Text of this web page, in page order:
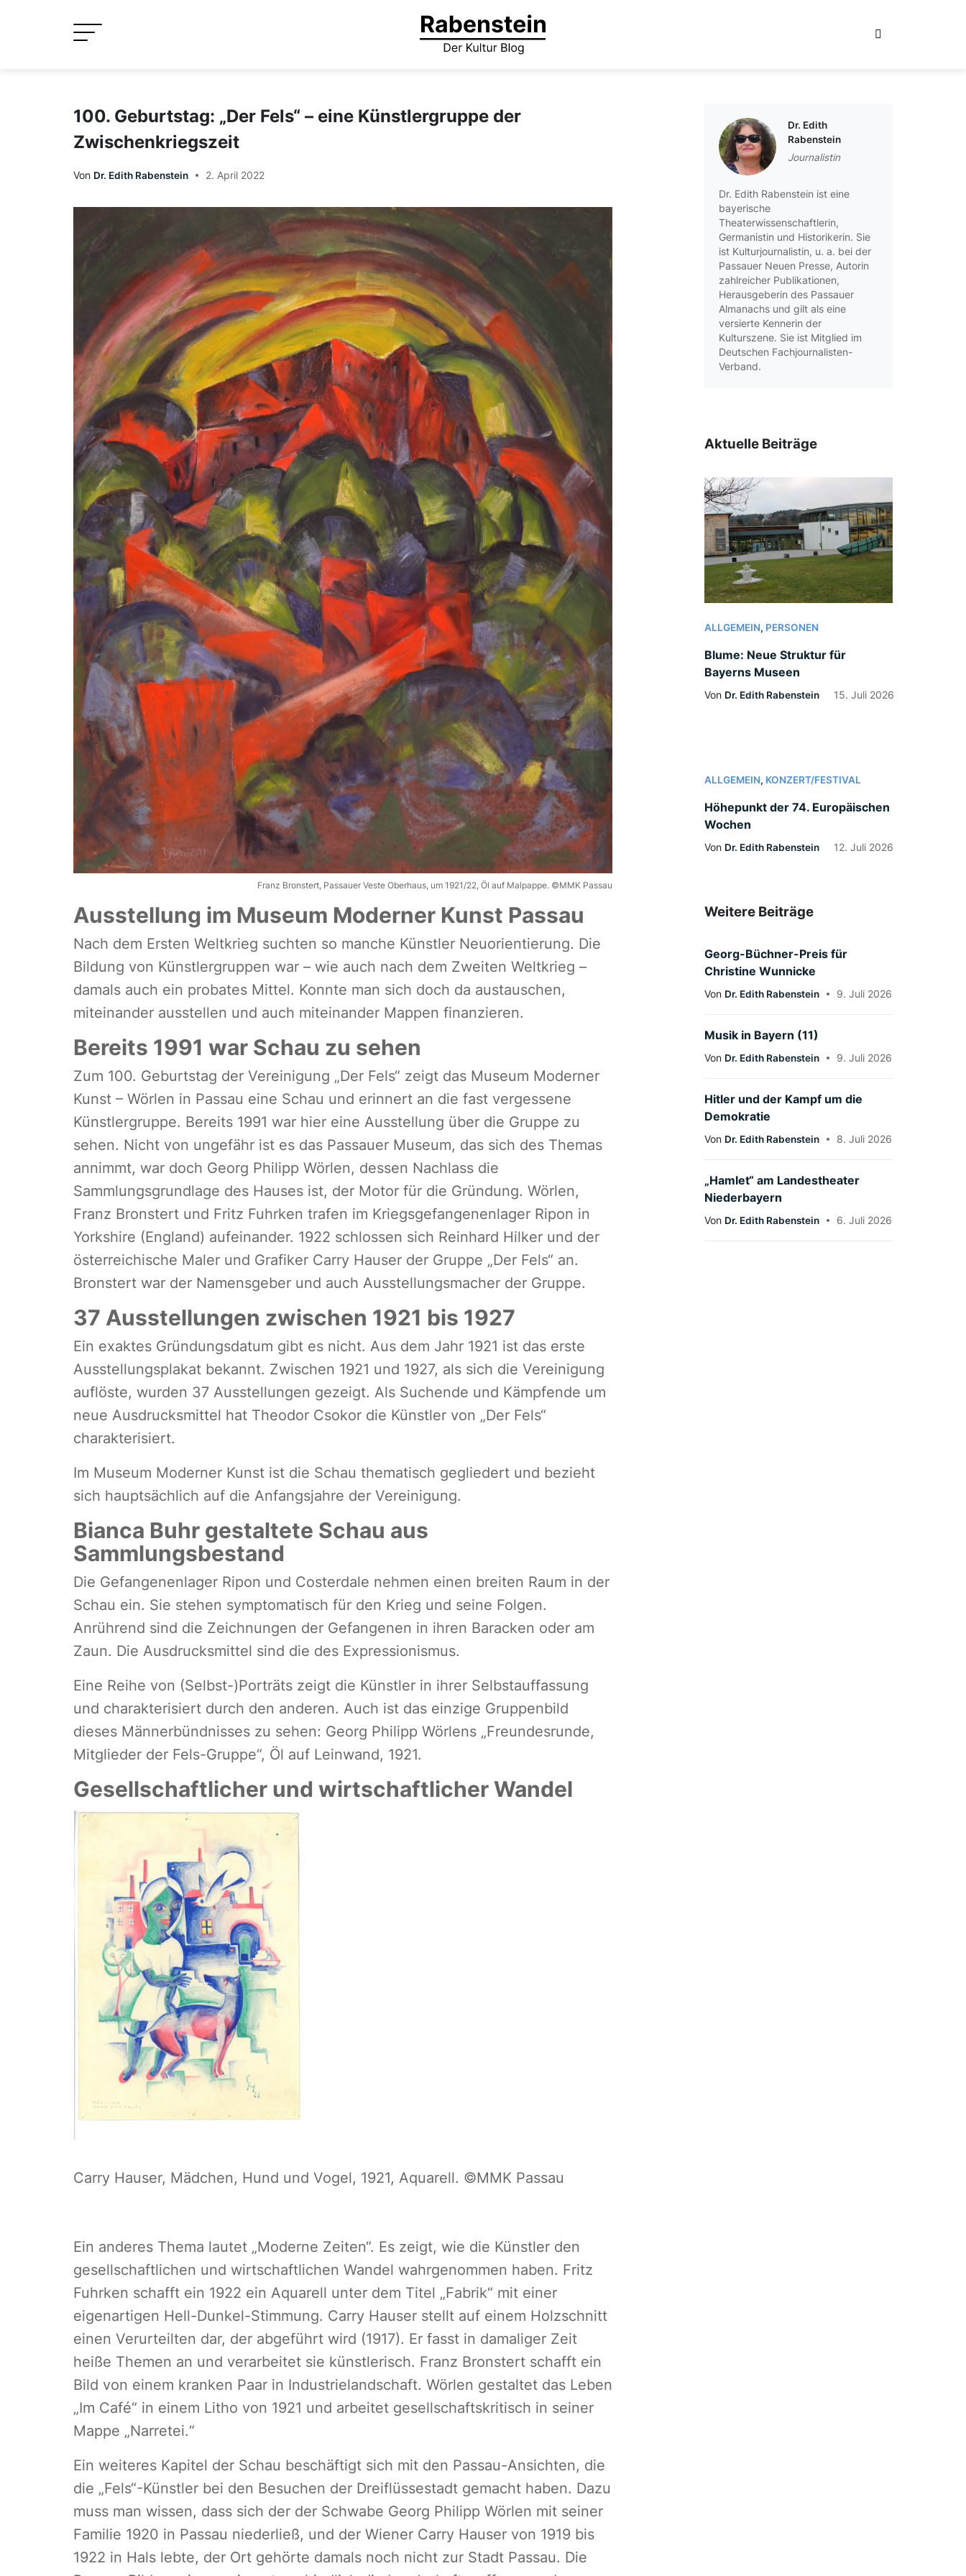
100. Geburtstag: „Der Fels“ – eine Künstlergruppe der
Zwischenkriegszeit
Von Dr. Edith Rabenstein 2. April 2022
Franz Bronstert, Passauer Veste Oberhaus, um 1921/22, Öl auf Malpappe. ©MMK Passau
Ausstellung im Museum Moderner Kunst Passau
Nach dem Ersten Weltkrieg suchten so manche Künstler Neuorientierung. Die
Bildung von Künstlergruppen war – wie auch nach dem Zweiten Weltkrieg –
damals auch ein probates Mittel. Konnte man sich doch da austauschen,
miteinander ausstellen und auch miteinander Mappen finanzieren.
Bereits 1991 war Schau zu sehen
Zum 100. Geburtstag der Vereinigung „Der Fels“ zeigt das Museum Moderner
Kunst – Wörlen in Passau eine Schau und erinnert an die fast vergessene
Künstlergruppe. Bereits 1991 war hier eine Ausstellung über die Gruppe zu
sehen. Nicht von ungefähr ist es das Passauer Museum, das sich des Themas
annimmt, war doch Georg Philipp Wörlen, dessen Nachlass die
Sammlungsgrundlage des Hauses ist, der Motor für die Gründung. Wörlen,
Franz Bronstert und Fritz Fuhrken trafen im Kriegsgefangenenlager Ripon in
Yorkshire (England) aufeinander. 1922 schlossen sich Reinhard Hilker und der
österreichische Maler und Grafiker Carry Hauser der Gruppe „Der Fels“ an.
Bronstert war der Namensgeber und auch Ausstellungsmacher der Gruppe.
37 Ausstellungen zwischen 1921 bis 1927
Ein exaktes Gründungsdatum gibt es nicht. Aus dem Jahr 1921 ist das erste
Ausstellungsplakat bekannt. Zwischen 1921 und 1927, als sich die Vereinigung
auflöste, wurden 37 Ausstellungen gezeigt. Als Suchende und Kämpfende um
neue Ausdrucksmittel hat Theodor Csokor die Künstler von „Der Fels“
charakterisiert.
Im Museum Moderner Kunst ist die Schau thematisch gegliedert und bezieht
sich hauptsächlich auf die Anfangsjahre der Vereinigung.
Bianca Buhr gestaltete Schau aus
Sammlungsbestand
Die Gefangenenlager Ripon und Costerdale nehmen einen breiten Raum in der
Schau ein. Sie stehen symptomatisch für den Krieg und seine Folgen.
Anrührend sind die Zeichnungen der Gefangenen in ihren Baracken oder am
Zaun. Die Ausdrucksmittel sind die des Expressionismus.
Eine Reihe von (Selbst-)Porträts zeigt die Künstler in ihrer Selbstauffassung
und charakterisiert durch den anderen. Auch ist das einzige Gruppenbild
dieses Männerbündnisses zu sehen: Georg Philipp Wörlens „Freundesrunde,
Mitglieder der Fels-Gruppe“, Öl auf Leinwand, 1921.
Gesellschaftlicher und wirtschaftlicher Wandel
Carry Hauser, Mädchen, Hund und Vogel, 1921, Aquarell. ©MMK Passau
Ein anderes Thema lautet „Moderne Zeiten“. Es zeigt, wie die Künstler den
gesellschaftlichen und wirtschaftlichen Wandel wahrgenommen haben. Fritz
Fuhrken schafft ein 1922 ein Aquarell unter dem Titel „Fabrik“ mit einer
eigenartigen Hell-Dunkel-Stimmung. Carry Hauser stellt auf einem Holzschnitt
einen Verurteilten dar, der abgeführt wird (1917). Er fasst in damaliger Zeit
heiße Themen an und verarbeitet sie künstlerisch. Franz Bronstert schafft ein
Bild von einem kranken Paar in Industrielandschaft. Wörlen gestaltet das Leben
„Im Café“ in einem Litho von 1921 und arbeitet gesellschaftskritisch in seiner
Mappe „Narretei.“
Ein weiteres Kapitel der Schau beschäftigt sich mit den Passau-Ansichten, die
die „Fels“-Künstler bei den Besuchen der Dreiflüssestadt gemacht haben. Dazu
muss man wissen, dass sich der der Schwabe Georg Philipp Wörlen mit seiner
Familie 1920 in Passau niederließ, und der Wiener Carry Hauser von 1919 bis
1922 in Hals lebte, der Ort gehörte damals noch nicht zur Stadt Passau. Die
Dr. Edith
Rabenstein
Journalistin
Dr. Edith Rabenstein ist eine
bayerische
Theaterwissenschaftlerin,
Germanistin und Historikerin. Sie
ist Kulturjournalistin, u. a. bei der
Passauer Neuen Presse, Autorin
zahlreicher Publikationen,
Herausgeberin des Passauer
Almanachs und gilt als eine
versierte Kennerin der
Kulturszene. Sie ist Mitglied im
Deutschen Fachjournalisten-
Verband.
Aktuelle Beiträge
ALLGEMEIN, PERSONEN
Blume: Neue Struktur für
Bayerns Museen
Von Dr. Edith Rabenstein 15. Juli 2026
ALLGEMEIN, KONZERT/FESTIVAL
Höhepunkt der 74. Europäischen
Wochen
Von Dr. Edith Rabenstein 12. Juli 2026
Weitere Beiträge
Georg-Büchner-Preis für
Christine Wunnicke
Von Dr. Edith Rabenstein 9. Juli 2026
Musik in Bayern (11)
Von Dr. Edith Rabenstein 9. Juli 2026
Hitler und der Kampf um die
Demokratie
Von Dr. Edith Rabenstein 8. Juli 2026
„Hamlet“ am Landestheater
Niederbayern
Von Dr. Edith Rabenstein 6. Juli 2026